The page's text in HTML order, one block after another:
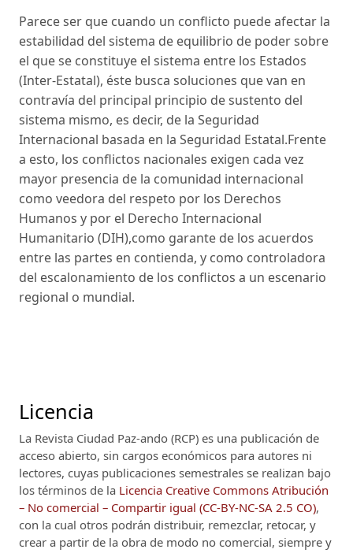
Parece ser que cuando un conflicto puede afectar la
estabilidad del sistema de equilibrio de poder sobre
el que se constituye el sistema entre los Estados
(Inter-Estatal), éste busca soluciones que van en
contravía del principal principio de sustento del
sistema mismo, es decir, de la Seguridad
Internacional basada en la Seguridad Estatal.Frente
a esto, los conflictos nacionales exigen cada vez
mayor presencia de la comunidad internacional
como veedora del respeto por los Derechos
Humanos y por el Derecho Internacional
Humanitario (DIH),como garante de los acuerdos
entre las partes en contienda, y como controladora
del escalonamiento de los conflictos a un escenario
regional o mundial.
Licencia
La Revista Ciudad Paz-ando (RCP) es una publicación de
acceso abierto, sin cargos económicos para autores ni
lectores, cuyas publicaciones semestrales se realizan bajo
los términos de la Licencia Creative Commons Atribución
– No comercial – Compartir igual (CC-BY-NC-SA 2.5 CO),
con la cual otros podrán distribuir, remezclar, retocar, y
crear a partir de la obra de modo no comercial, siempre y